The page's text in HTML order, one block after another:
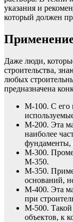
указания и
который должен
Даже люди,
строительства,
любых
предназначена
М-100. С его
М-200. Эта
наиболее
фундаменты,
М-300.
М-350.
М-350.
оснований,
М-400. Эта
при
М-500. Такой
объектов, к